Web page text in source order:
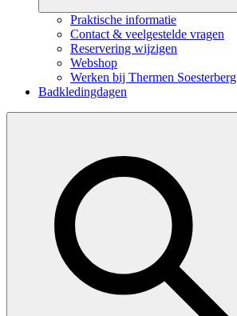
Praktische informatie
Contact & veelgestelde vragen
Reservering wijzigen
Webshop
Werken bij Thermen Soesterberg
Badkledingdagen